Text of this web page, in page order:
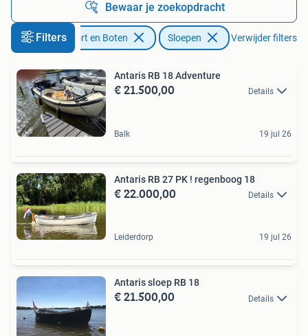
Bewaar je zoekopdracht
Filters
Watersport en Boten Sloepen Verwijder filters
Antaris RB 18 Adventure
€ 21.500,00 Details
Balk 19 jul 26
Antaris RB 27 PK ! regenboog 18
€ 22.000,00 Details
Leiderdorp 19 jul 26
Antaris sloep RB 18
€ 21.500,00 Details